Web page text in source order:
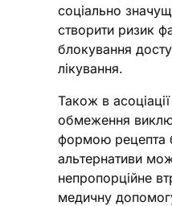
соціально
створити ризик
блокування
лікування.
Також в
обмеження
формою рецепта
альтернативи
непропорційне
медичну